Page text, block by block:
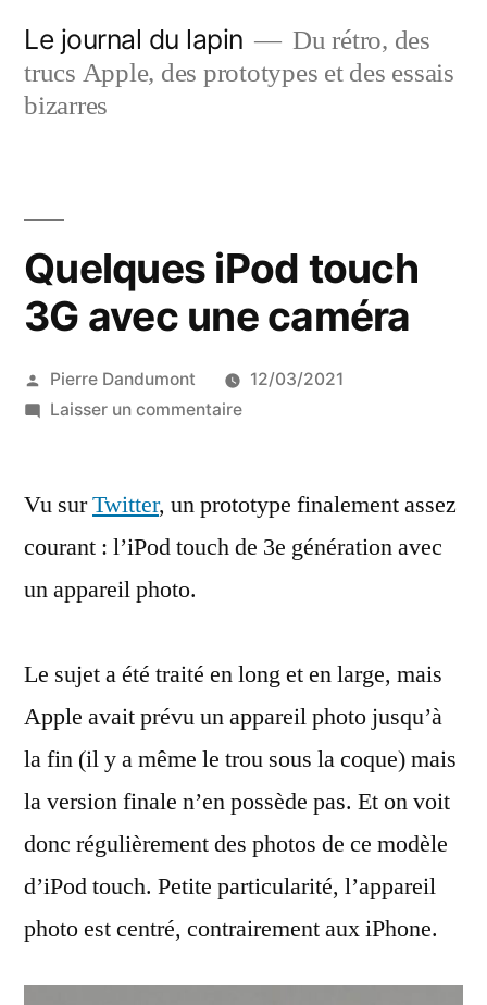
contenu
Le journal du lapin
Du rétro, des
trucs Apple, des prototypes et des essais
bizarres
Quelques iPod touch
3G avec une caméra
Publié
par
Pierre Dandumont
12/03/2021
Laisser un commentairesur
touch
avec
Vu surTwitter, un prototype finalement assez
courant : l’iPod touch de 3e génération avec
un appareil photo.
Le sujet a été traité en long et en large, mais
Apple avait prévu un appareil photo jusqu’à
la fin (il y a même le trou sous la coque) mais
la version finale n’en possède pas. Et on voit
donc régulièrement des photos de ce modèle
d’iPod touch. Petite particularité, l’appareil
photo est centré, contrairement aux iPhone.